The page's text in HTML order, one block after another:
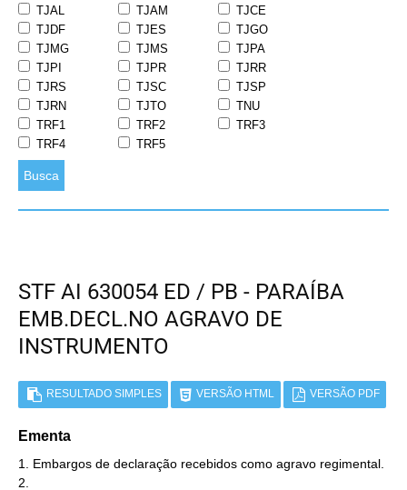
TJAL
TJAM
TJCE
TJDF
TJES
TJGO
TJMG
TJMS
TJPA
TJPI
TJPR
TJRR
TJRS
TJSC
TJSP
TJRN
TJTO
TNU
TRF1
TRF2
TRF3
TRF4
TRF5
Busca
STF AI 630054 ED / PB - PARAÍBA
EMB.DECL.NO AGRAVO DE
INSTRUMENTO
RESULTADO SIMPLES VERSÃO HTML VERSÃO PDF
Ementa
1. Embargos de declaração recebidos como agravo regimental.
2.